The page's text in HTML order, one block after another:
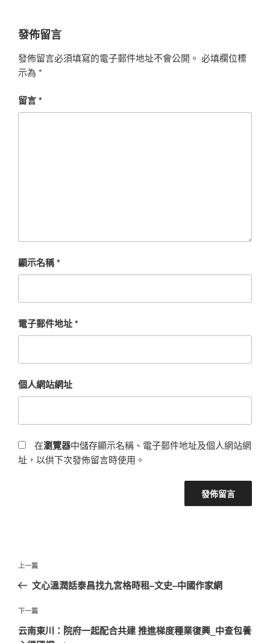
發佈留言
發佈留言必須填寫的電子郵件地址不會公開。 必填欄位標
示為 *
留言*
顯示名稱*
電子郵件地址*
個人網站網址
在瀏覽器中儲存顯示名稱、電子郵件地址及個人網站網
址，以供下次發佈留言時使用。
文
導
覽
上
一
文
章
上一篇
文心溫潤話泰昌找九宮格時租–文史–中國作家網
下
一
下一篇
云南東川：院府一起配合共建 推進梯度種業復興_中查包養